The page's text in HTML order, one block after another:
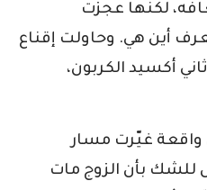
لكنها عجزت
أين هي. وحاولت إقناع
أكسيد الكربون،
غيّرت مسار
بأن الزوج مات